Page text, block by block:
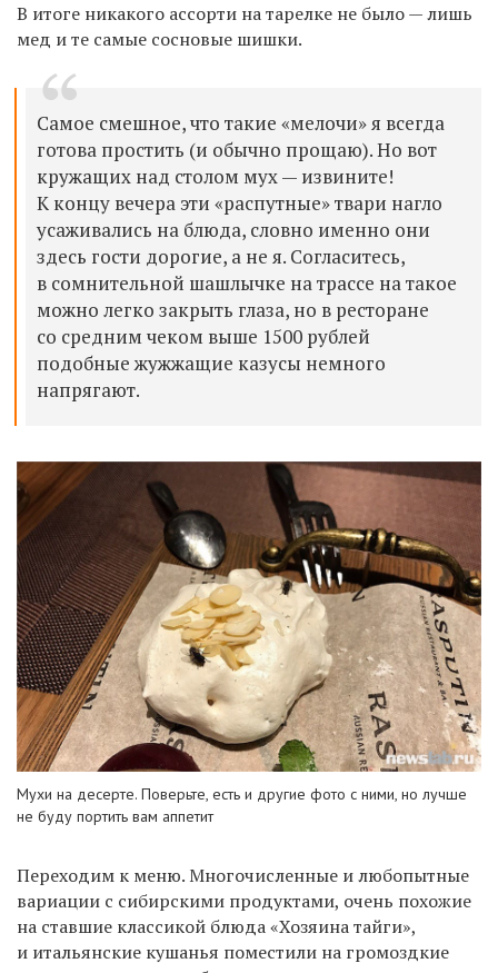
В итоге никакого ассорти на тарелке не было — лишь
мед и те самые сосновые шишки.
Самое смешное, что такие «мелочи» я всегда
готова простить (и обычно прощаю). Но вот
кружащих над столом мух — извините!
К концу вечера эти «распутные» твари нагло
усаживались на блюда, словно именно они
здесь гости дорогие, а не я. Согласитесь,
в сомнительной шашлычке на трассе на такое
можно легко закрыть глаза, но в ресторане
со средним чеком выше 1500 рублей
подобные жужжащие казусы немного
напрягают.
Мухи на десерте. Поверьте, есть и другие фото с ними, но лучше
не буду портить вам аппетит
Переходим к меню. Многочисленные и любопытные
вариации с сибирскими продуктами, очень похожие
на ставшие классикой блюда «Хозяина тайги»,
и итальянские кушанья поместили на громоздкие